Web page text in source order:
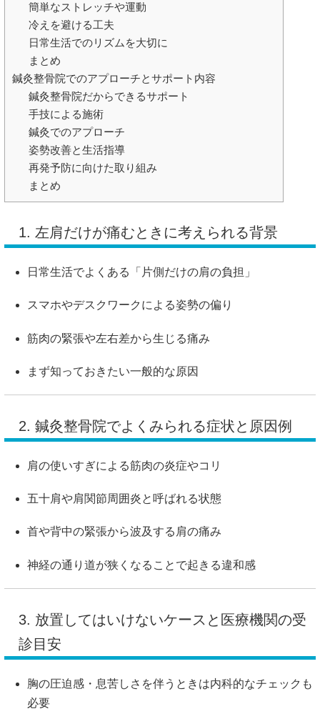
簡単なストレッチや運動
冷えを避ける工夫
日常生活でのリズムを大切に
まとめ
鍼灸整骨院でのアプローチとサポート内容
鍼灸整骨院だからできるサポート
手技による施術
鍼灸でのアプローチ
姿勢改善と生活指導
再発予防に向けた取り組み
まとめ
1. 左肩だけが痛むときに考えられる背景
日常生活でよくある「片側だけの肩の負担」
スマホやデスクワークによる姿勢の偏り
筋肉の緊張や左右差から生じる痛み
まず知っておきたい一般的な原因
2. 鍼灸整骨院でよくみられる症状と原因例
肩の使いすぎによる筋肉の炎症やコリ
五十肩や肩関節周囲炎と呼ばれる状態
首や背中の緊張から波及する肩の痛み
神経の通り道が狭くなることで起きる違和感
3. 放置してはいけないケースと医療機関の受
診目安
胸の圧迫感・息苦しさを伴うときは内科的なチェックも
必要